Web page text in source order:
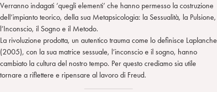
Verranno indagati ‘quegli elementi’ che hanno permesso la costruzione
dell’impianto teorico, della sua Metapsicologia: la Sessualità, la Pulsione,
l’Inconscio, il Sogno e il Metodo.
La rivoluzione prodotta, un autentico trauma come lo definisce Laplanche
(2005), con la sua matrice sessuale, l’inconscio e il sogno, hanno
cambiato la cultura del nostro tempo. Per questo crediamo sia utile
tornare a riflettere e ripensare al lavoro di Freud.